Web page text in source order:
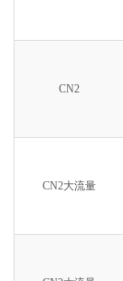
CN2
CN2大流量